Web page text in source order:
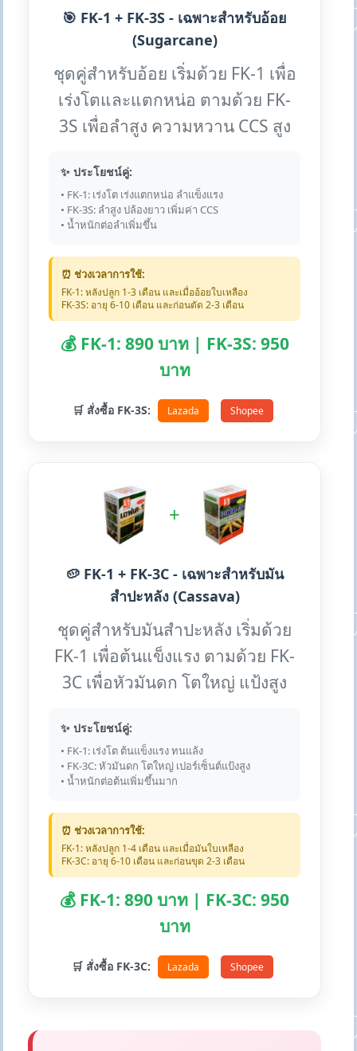
🎯 FK-1 + FK-3S - เฉพาะสำหรับอ้อย
(Sugarcane)
ชุดคู่สำหรับอ้อย เริ่มด้วย FK-1 เพื่อ
เร่งโตและแตกหน่อ ตามด้วย FK-
3S เพื่อลำสูง ความหวาน CCS สูง
✨ ประโยชน์คู่:
• FK-1: เร่งโต เร่งแตกหน่อ ลำแข็งแรง
• FK-3S: ลำสูง ปล้องยาว เพิ่มค่า CCS
• น้ำหนักต่อลำเพิ่มขึ้น
⏰ ช่วงเวลาการใช้:
FK-1: หลังปลูก 1-3 เดือน และเมื่ออ้อยใบเหลือง
FK-3S: อายุ 6-10 เดือน และก่อนตัด 2-3 เดือน
💰 FK-1: 890 บาท | FK-3S: 950
บาท
🛒 สั่งซื้อ FK-3S: Lazada Shopee
+
🥔 FK-1 + FK-3C - เฉพาะสำหรับมัน
สำปะหลัง (Cassava)
ชุดคู่สำหรับมันสำปะหลัง เริ่มด้วย
FK-1 เพื่อต้นแข็งแรง ตามด้วย FK-
3C เพื่อหัวมันดก โตใหญ่ แป้งสูง
✨ ประโยชน์คู่:
• FK-1: เร่งโต ต้นแข็งแรง ทนแล้ง
• FK-3C: หัวมันดก โตใหญ่ เปอร์เซ็นต์แป้งสูง
• น้ำหนักต่อต้นเพิ่มขึ้นมาก
⏰ ช่วงเวลาการใช้:
FK-1: หลังปลูก 1-4 เดือน และเมื่อมันใบเหลือง
FK-3C: อายุ 6-10 เดือน และก่อนขุด 2-3 เดือน
💰 FK-1: 890 บาท | FK-3C: 950
บาท
🛒 สั่งซื้อ FK-3C: Lazada Shopee